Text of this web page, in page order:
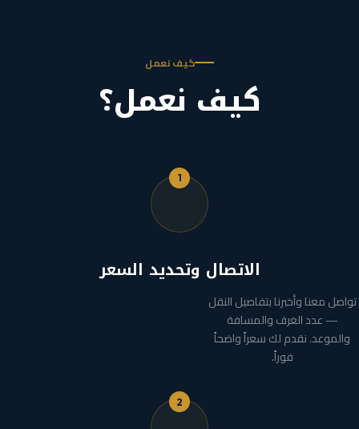
كيف نعمل
كيف نعمل؟
1
الاتصال وتحديد السعر
تواصل معنا وأخبرنا بتفاصيل النقل
— عدد الغرف والمسافة
والموعد. نقدم لك سعراً واضحاً
فوراً.
2